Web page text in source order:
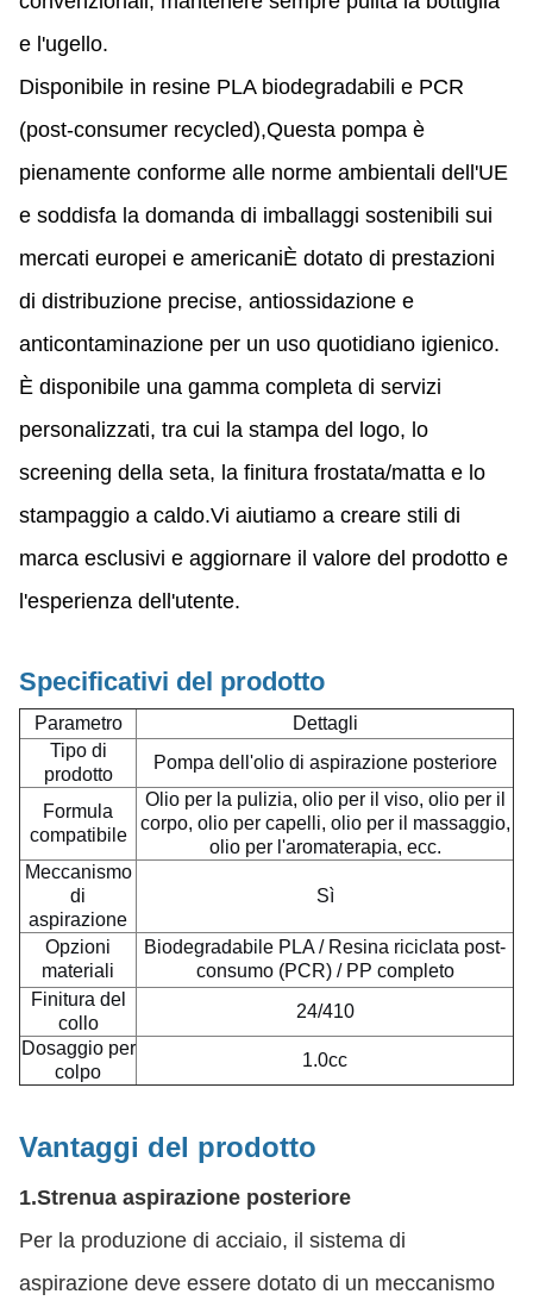
e l'ugello.
Disponibile in resine PLA biodegradabili e PCR
(post-consumer recycled),Questa pompa è
pienamente conforme alle norme ambientali dell'UE
e soddisfa la domanda di imballaggi sostenibili sui
mercati europei e americaniÈ dotato di prestazioni
di distribuzione precise, antiossidazione e
anticontaminazione per un uso quotidiano igienico.
È disponibile una gamma completa di servizi
personalizzati, tra cui la stampa del logo, lo
screening della seta, la finitura frostata/matta e lo
stampaggio a caldo.Vi aiutiamo a creare stili di
marca esclusivi e aggiornare il valore del prodotto e
l'esperienza dell'utente.
Specificativi del prodotto
Parametro
Dettagli
Tipo di
prodotto
Pompa dell'olio di aspirazione posteriore
Formula
compatibile
Olio per la pulizia, olio per il viso, olio per il
corpo, olio per capelli, olio per il massaggio,
olio per l'aromaterapia, ecc.
Meccanismo
di
aspirazione
Sì
Opzioni
materiali
Biodegradabile PLA / Resina riciclata post-
consumo (PCR) / PP completo
Finitura del
collo
24/410
Dosaggio per
colpo
1.0cc
Vantaggi del prodotto
1.Strenua aspirazione posteriore
Per la produzione di acciaio, il sistema di
aspirazione deve essere dotato di un meccanismo